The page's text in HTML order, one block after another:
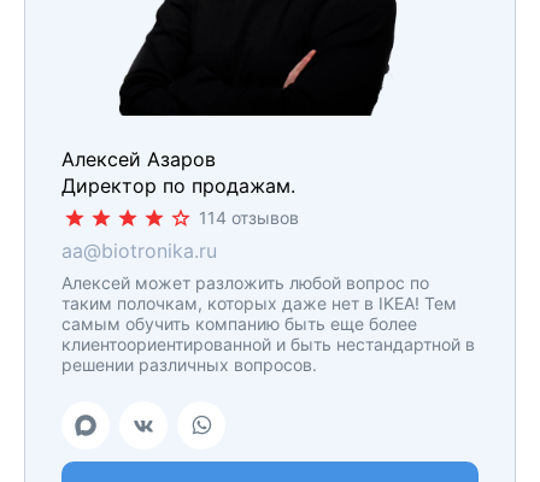
Алексей Азаров
Директор по продажам.
114 отзывов
aa@biotronika.ru
Алексей может разложить любой вопрос по
таким полочкам, которых даже нет в IKEA! Тем
самым обучить компанию быть еще более
клиентоориентированной и быть нестандартной в
решении различных вопросов.